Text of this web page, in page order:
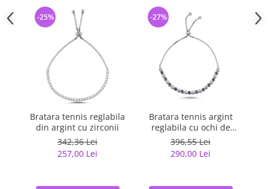
Bratara tennis reglabila
din argint cu zirconii
342,36 Lei
257,00 Lei
-25%
Bratara tennis argint
reglabila cu ochi de
deochi
396,55 Lei
290,00 Lei
-27%